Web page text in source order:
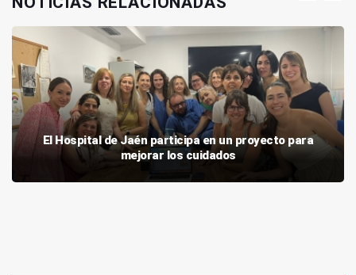
El Hospital de Jaén participa en un proyecto para
mejorar los cuidados